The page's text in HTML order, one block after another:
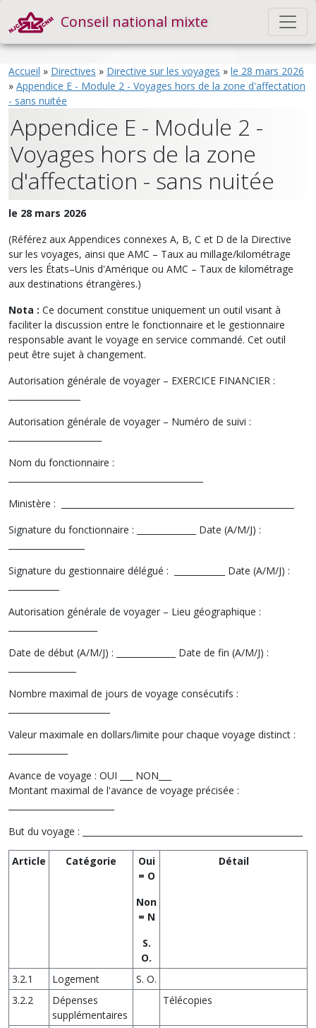
Conseil national mixte
Accueil » Directives » Directive sur les voyages » le 28 mars 2026
» Appendice E - Module 2 - Voyages hors de la zone d'affectation
- sans nuitée
Appendice E - Module 2 -
Voyages hors de la zone
d'affectation - sans nuitée
le 28 mars 2026
(Référez aux Appendices connexes A, B, C et D de la Directive
sur les voyages, ainsi que AMC – Taux au millage/kilométrage
vers les États–Unis d'Amérique ou AMC – Taux de kilométrage
aux destinations étrangères.)
Nota : Ce document constitue uniquement un outil visant à
faciliter la discussion entre le fonctionnaire et le gestionnaire
responsable avant le voyage en service commandé. Cet outil
peut être sujet à changement.
Autorisation générale de voyager – EXERCICE FINANCIER :
Autorisation générale de voyager – Numéro de suivi :
Nom du fonctionnaire :
Ministère : _______________________________________________________
Signature du fonctionnaire : ______________ Date (A/M/J) :
Signature du gestionnaire délégué : ____________ Date (A/M/J) :
Autorisation générale de voyager – Lieu géographique :
Date de début (A/M/J) : ______________ Date de fin (A/M/J) :
Nombre maximal de jours de voyage consécutifs :
Valeur maximale en dollars/limite pour chaque voyage distinct :
Avance de voyage : OUI ___ NON___
Montant maximal de l'avance de voyage précisée :
But du voyage : ____________________________________________________
Article Catégorie
Oui
= O
Non
= N
S.
O.
Détail
3.2.1 Logement
S. O.
3.2.2
Dépenses
supplémentaires
Télécopies